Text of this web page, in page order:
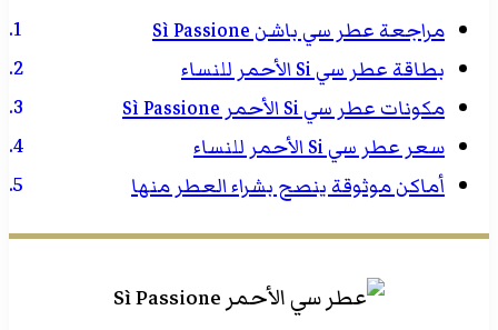
مراجعة عطر سي باشن Sì Passione
بطاقة عطر سي Si الأحمر للنساء
مكونات عطر سي Si الأحمر Sì Passione
سعر عطر سي Si الأحمر للنساء
أماكن موثوقة ينصح بشراء العطر منها